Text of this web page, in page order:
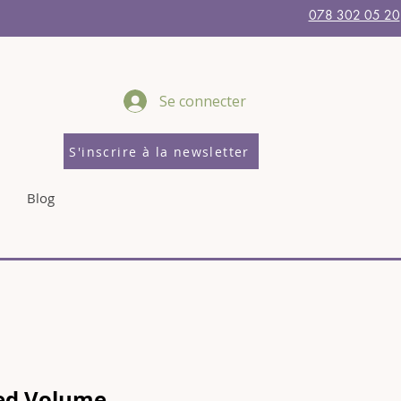
078 302 05 20
Se connecter
S'inscrire à la newsletter
Blog